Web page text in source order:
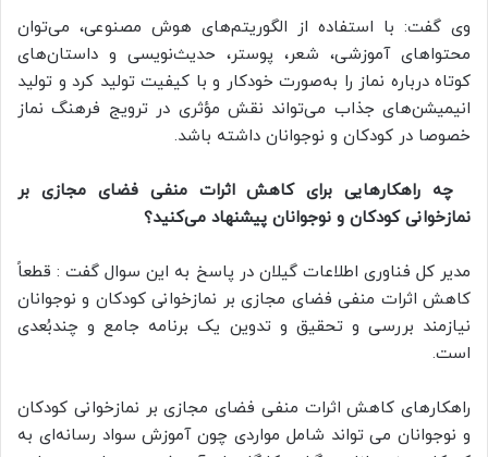
وی گفت: با استفاده از الگوریتم‌های هوش مصنوعی، می‌توان
محتواهای آموزشی، شعر، پوستر، حدیث‌نویسی و داستان‌های
کوتاه درباره نماز را به‌صورت خودکار و با کیفیت تولید کرد و تولید
انیمیشن‌های جذاب می‌تواند نقش مؤثری در ترویج فرهنگ نماز
خصوصا در کودکان و نوجوانان داشته باشد.
چه راهکارهایی برای کاهش اثرات منفی فضای مجازی بر
نمازخوانی کودکان و نوجوانان پیشنهاد می‌کنید؟
مدیر کل فناوری اطلاعات گیلان در پاسخ به این سوال گفت : قطعاً
کاهش اثرات منفی فضای مجازی بر نمازخوانی کودکان و نوجوانان
نیازمند بررسی و تحقیق و تدوین یک برنامه جامع و چندبُعدی
است.
راهکارهای کاهش اثرات منفی فضای مجازی بر نمازخوانی کودکان
و نوجوانان می تواند شامل مواردی چون آموزش سواد رسانه‌ای به